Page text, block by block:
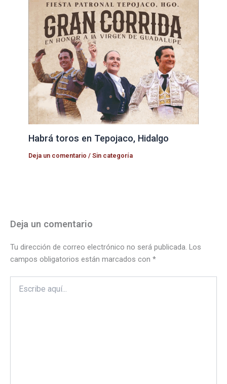
Habrá toros en Tepojaco, Hidalgo
Deja un comentario /Sin categoría
Deja un comentario
Tu dirección de correo electrónico no será publicada. Los
campos obligatorios están marcados con *
aquí...